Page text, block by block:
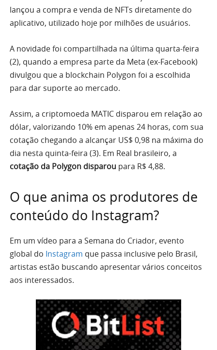
lançou a compra e venda de NFTs diretamente do
aplicativo, utilizado hoje por milhões de usuários.
A novidade foi compartilhada na última quarta-feira
(2), quando a empresa parte da Meta (ex-Facebook)
divulgou que a blockchain Polygon foi a escolhida
para dar suporte ao mercado.
Assim, a criptomoeda MATIC disparou em relação ao
dólar, valorizando 10% em apenas 24 horas, com sua
cotação chegando a alcançar US$ 0,98 na máxima do
dia nesta quinta-feira (3). Em Real brasileiro, a
cotação da Polygon disparou para R$ 4,88.
O que anima os produtores de
conteúdo do Instagram?
Em um vídeo para a Semana do Criador, evento
global do Instagram que passa inclusive pelo Brasil,
artistas estão buscando apresentar vários conceitos
aos interessados.